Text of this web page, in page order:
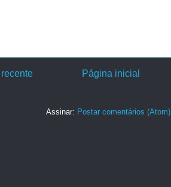
Página inicial
Assinar: Postar comentários (Atom)